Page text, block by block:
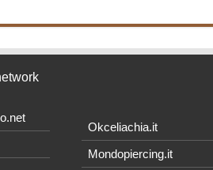
Okceliachia.it
Mondopiercing.it